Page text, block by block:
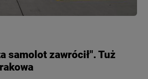
samolot zawrócił". Tuż